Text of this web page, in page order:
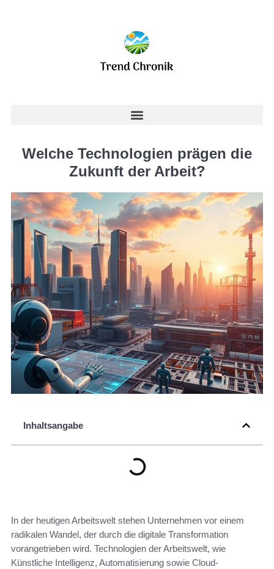
Welche Technologien prägen die
Zukunft der Arbeit?
Inhaltsangabe
In der heutigen Arbeitswelt stehen Unternehmen vor einem
radikalen Wandel, der durch die digitale Transformation
vorangetrieben wird. Technologien der Arbeitswelt, wie
Künstliche Intelligenz, Automatisierung sowie Cloud-